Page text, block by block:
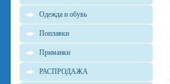
Одежда и обувь
Поплавки
Приманки
РАСПРОДАЖА